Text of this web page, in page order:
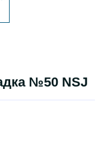
№50 NSJ